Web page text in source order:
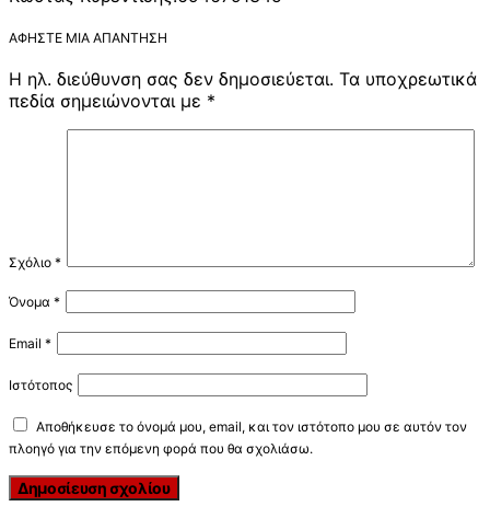
ΑΦΉΣΤΕ ΜΙΑ ΑΠΆΝΤΗΣΗ
Η ηλ. διεύθυνση σας δεν δημοσιεύεται. Τα υποχρεωτικά
πεδία σημειώνονται με *
Σχόλιο *
Όνομα *
Email *
Ιστότοπος
Αποθήκευσε το όνομά μου, email, και τον ιστότοπο μου σε αυτόν τον
πλοηγό για την επόμενη φορά που θα σχολιάσω.